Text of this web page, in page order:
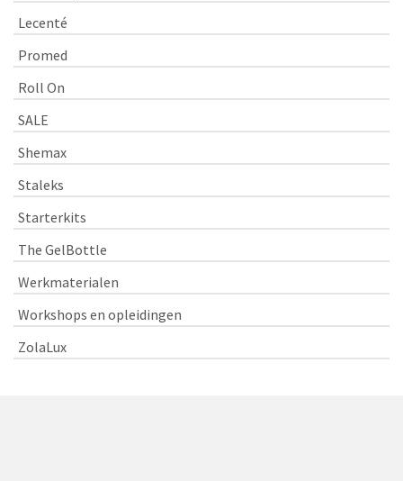
Lecenté
Promed
Roll On
SALE
Shemax
Staleks
Starterkits
The GelBottle
Werkmaterialen
Workshops en opleidingen
ZolaLux